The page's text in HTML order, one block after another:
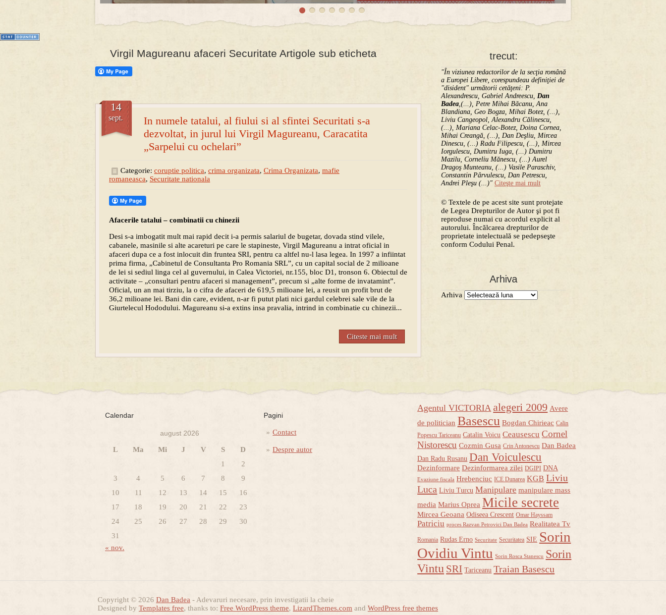
trecut:
"În viziunea redactorilor de la secţia română
a Europei Libere, corespundeau definiţiei de
"disident" următorii ce­tă­ţeni: P.
Alexandrescu, Gabriel Andreescu, Dan
Badea,(...), Petre Mihai Băcanu, Ana
Blandiana, Geo Bogza, Mihai Botez, (...),
Liviu Cangeopol, Alexandru Călinescu,
(...), Mariana Celac-Botez, Doina Cornea,
Mihai Creangă, (...), Dan Deşliu, Mircea
Dinescu, (...) Radu Filipescu, (...), Mircea
Iorgulescu, Dumitru Iuga, (...) Dumitru
Mazilu, Corneliu Mănescu, (...) Aurel
Dragoş Munteanu, (...) Vasile Paraschiv,
Constantin Pârvulescu, Dan Petrescu,
Andrei Pleşu (...)" Citeşte mai mult
© Textele de pe acest site sunt protejate
de Legea Drepturilor de Autor şi pot fi
reproduse numai cu acordul explicit al
autorului. Încălcarea drepturilor de
proprietate intelectuală se pedepseşte
conform Codului Penal.
Arhiva
Arhiva
Virgil Magureanu afaceri Securitate Artigole sub eticheta
In numele tatalui, al fiului si al sfintei Securitati s-a
dezvoltat, in jurul lui Virgil Magureanu, Caracatita
„Sarpelui cu ochelari”
14
sept.
Categorie: coruptie politica, crima organizata, Crima Organizata, mafie
romaneasca, Securitate nationala
Afacerile tatalui – combinatii cu chinezii
Desi s-a imbogatit mult mai rapid decit i-a permis salariul de bugetar, dovada stind vilele,
cabanele, masinile si alte acareturi pe care le stapineste, Virgil Magureanu a intrat oficial in
afaceri dupa ce a fost inlocuit din fruntea SRI, pentru ca altfel nu-l lasa legea. In 1997 a infiintat
prima firma, „Cabinetul de Consultanta Pro Romania SRL”, cu un capital social de 2 milioane
de lei si sediul linga cel al guvernului, in Calea Victoriei, nr.155, bloc D1, tronson 6. Obiectul de
activitate – „consultari pentru afaceri si management”, precum si „alte forme de invatamint”.
Oficial, un an mai tirziu, la o cifra de afaceri de 619,5 milioane lei, a reusit un profit brut de
36,2 milioane lei. Bani din care, evident, n-ar fi putut plati nici gardul celebrei sale vile de la
Giurtelecul Hododului. Magureanu si-a extins insa pravalia, intrind in combinatie cu chinezii...
Citeste mai mult
Calendar
august 2026
L Ma Mi J V S
D
1
2
3
4 5 6 7 8
9
10
11 12 13 14 15
16
17
18 19 20 21 22
23
24
25 26 27 28 29
30
31
« nov.
Pagini
Contact
Despre autor
Agentul VICTORIA alegeri 2009 Avere
de politician Basescu Bogdan Chirieac Calin
Popescu Tariceanu Catalin Voicu Ceausescu Cornel
Nistorescu Cozmin Gusa Crin Antonescu Dan Badea
Dan Radu Rusanu Dan Voiculescu
Dezinformare Dezinformarea zilei DGIPI DNA
Evaziune fiscala Hrebenciuc ICE Dunarea KGB Liviu
Luca Liviu Turcu Manipulare manipulare mass
media Marius Oprea Micile secrete
Mircea Geoana Odiseea Crescent Omar Hayssam
Patriciu proces Razvan Petrovici Dan Badea Realitatea Tv
Romania Rudas Erno Securitate Securitatea SIE Sorin
Ovidiu Vintu Sorin Rosca Stanescu Sorin
Vintu SRI Tariceanu Traian Basescu
Copyright © 2026 Dan Badea - Adevaruri necesare, prin investigatii la cheie
Designed by Templates free, thanks to: Free WordPress theme, LizardThemes.com and WordPress free themes